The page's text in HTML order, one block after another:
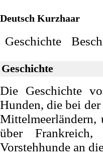
Deutsch Kurzhaar
Geschichte
Geschichte
Die Geschichte
Hunden, die bei
Mittelmeerländern,
über
Vorstehhunde an